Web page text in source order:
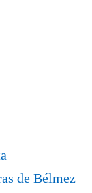
de Bélmez